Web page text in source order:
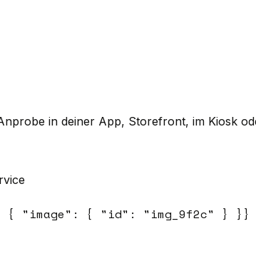
in deiner App, Storefront, im Kiosk
{ "image": { "id": "img_9f2c" } } }